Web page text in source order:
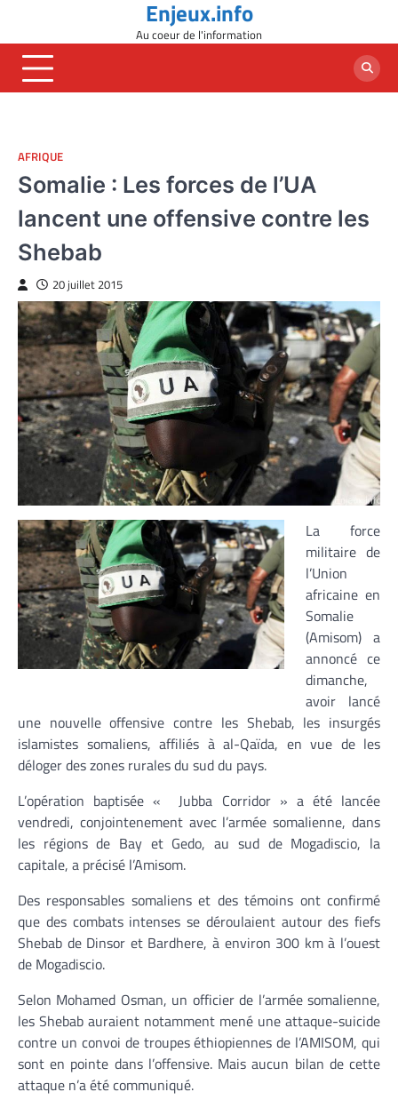
content
Enjeux.info
Au coeur de l'information
AFRIQUE
Somalie : Les forces de l’UA
lancent une offensive contre les
Shebab
20 juillet 2015
La force
militaire de
l’Union
africaine en
Somalie
(Amisom) a
annoncé ce
dimanche,
avoir lancé
une nouvelle offensive contre les Shebab, les insurgés
islamistes somaliens, affiliés à al-Qaïda, en vue de les
déloger des zones rurales du sud du pays.
L’opération baptisée « Jubba Corridor » a été lancée
vendredi, conjointenement avec l’armée somalienne, dans
les régions de Bay et Gedo, au sud de Mogadiscio, la
capitale, a précisé l’Amisom.
Des responsables somaliens et des témoins ont confirmé
que des combats intenses se déroulaient autour des fiefs
Shebab de Dinsor et Bardhere, à environ 300 km à l’ouest
de Mogadiscio.
Selon Mohamed Osman, un officier de l’armée somalienne,
les Shebab auraient notamment mené une attaque-suicide
contre un convoi de troupes éthiopiennes de l’AMISOM, qui
sont en pointe dans l’offensive. Mais aucun bilan de cette
attaque n’a été communiqué.